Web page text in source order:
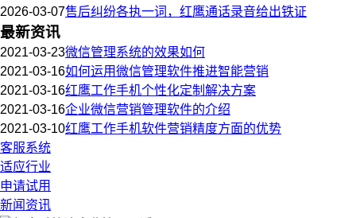
2026-03-07售后纠纷各执一词，红鹰通话录音给出铁证
最新资讯
2021-03-23微信管理系统的效果如何
2021-03-16如何运用微信管理软件推进智能营销
2021-03-16红鹰工作手机个性化定制解决方案
2021-03-16企业微信营销管理软件的介绍
2021-03-10红鹰工作手机软件营销精度方面的优势
客服系统
适应行业
申请试用
新闻资讯